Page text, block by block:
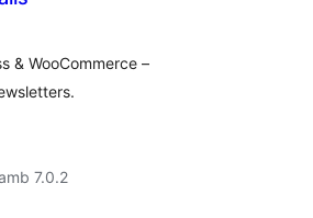
& WooCommerce –
7.0.2